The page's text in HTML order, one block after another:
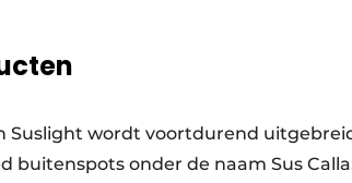
Suslight wordt voortdurend
buitenspots onder de naam Sus